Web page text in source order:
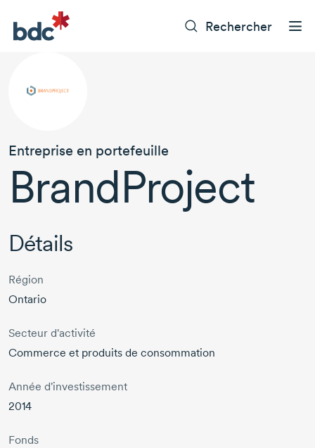
Rechercher
Entreprise en portefeuille
BrandProject
Détails
Région
Ontario
Secteur d'activité
Commerce et produits de consommation
Année d'investissement
2014
Fonds